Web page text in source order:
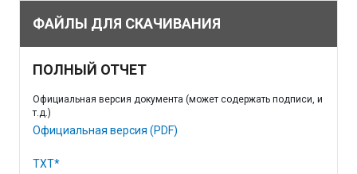
ФАЙЛЫ ДЛЯ СКАЧИВАНИЯ
ПОЛНЫЙ ОТЧЕТ
Официальная версия документа (может содержать подписи, и
т.д.)
Официальная версия (PDF)
TXT*